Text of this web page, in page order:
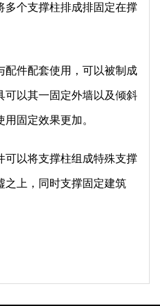
多个支撑柱排成排固定在撑
配件配套使用，可以被制成
可以其一固定外墙以及倾斜
固定效果更加。
可以将支撑柱组成特殊支撑
之上，同时支撑固定建筑